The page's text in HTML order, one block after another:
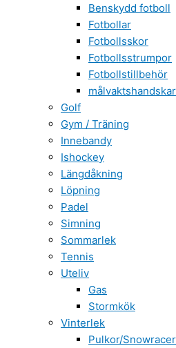
Benskydd fotboll
Fotbollar
Fotbollsskor
Fotbollsstrumpor
Fotbollstillbehör
Golf
Gym / Träning
Innebandy
Ishockey
Längdåkning
Löpning
Padel
Simning
Sommarlek
Tennis
Uteliv
Gas
Stormkök
Vinterlek
Pulkor/Snowracer